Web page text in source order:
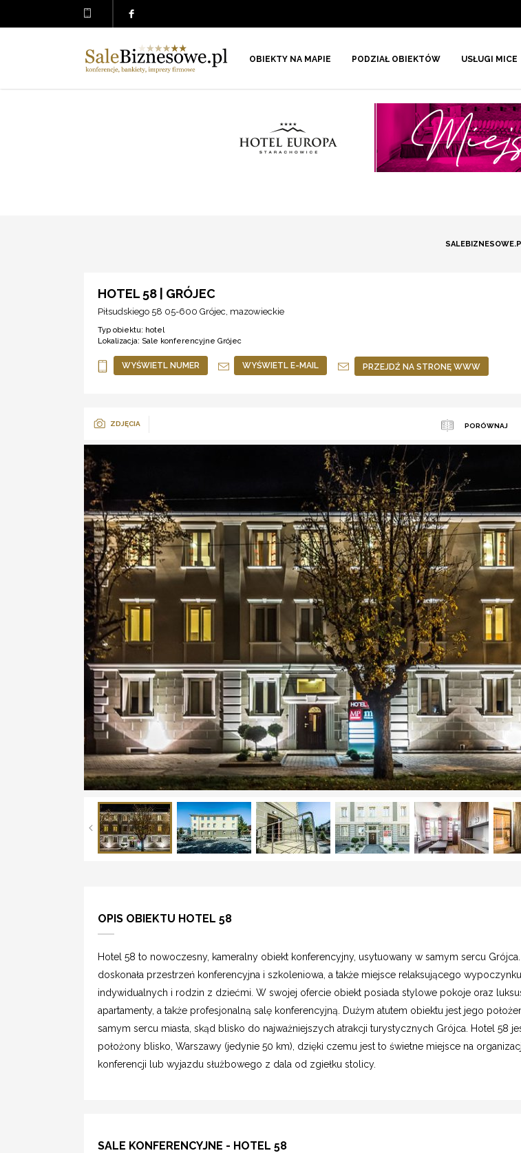
OBIEKTY NA MAPIE PODZIAŁ OBIEKTÓW USŁUGI MICE
HOTEL 58 | GRÓJEC
Piłsudskiego 58 05-600 Grójec, mazowieckie
Typ obiektu: hotel
Lokalizacja: Sale konferencyjne Grójec
WYŚWIETL NUMER WYŚWIETL E-MAIL PRZEJDŹ NA STRONĘ WWW
ZDJĘCIA PORÓWNAJ
OPIS OBIEKTU HOTEL 58
Hotel 58 to nowoczesny, kameralny obiekt konferencyjny, usytuowany w samym sercu
doskonała przestrzeń konferencyjna i szkoleniowa, a także miejsce relaksującego
indywidualnych i rodzin z dziećmi. W swojej ofercie obiekt posiada stylowe pokoje oraz
apartamenty, a także profesjonalną salę konferencyjną. Dużym atutem obiektu jest jego
samym sercu miasta, skąd blisko do najważniejszych atrakcji turystycznych Grójca. Hotel 58
położony blisko, Warszawy (jedynie 50 km), dzięki czemu jest to świetne miejsce na
konferencji lub wyjazdu służbowego z dala od zgiełku stolicy.
SALE KONFERENCYJNE - HOTEL 58